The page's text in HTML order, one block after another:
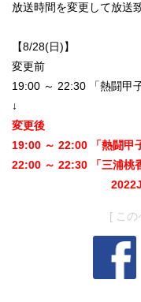
放送時間を変更して放送
【8/28(日)】
変更前
19:00 ～ 22:30 「熱闘甲
↓
変更後
19:00 ～ 22:00 「熱闘甲
22:00 ～ 22:30 「三浦桃
2022JLPGA前
[ この